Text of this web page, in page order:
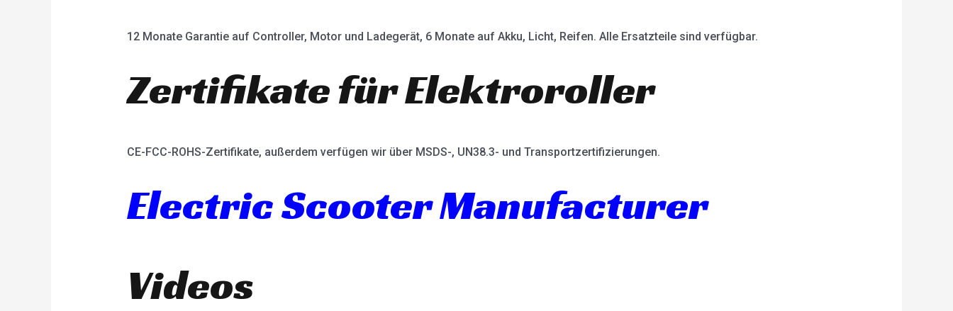
12 Monate Garantie auf Controller, Motor und Ladegerät, 6 Monate auf Akku, Licht, Reifen. Alle Ersatzteile sind verfügbar.
Zertifikate für Elektroroller
CE-FCC-ROHS-Zertifikate, außerdem verfügen wir über MSDS-, UN38.3- und Transportzertifizierungen.
Electric Scooter Manufacturer
Videos